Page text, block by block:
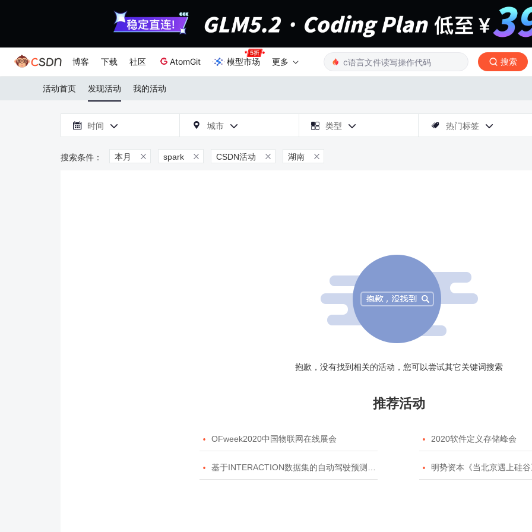
博客 下载 社区 AtomGit 模型市场 更多 搜索
活动首页 发现活动 我的活动
 时间   城市   类型   热门标签 
本月  spark  CSDN活动  湖南 
抱歉，没有找到相关的活动，您可以尝试其它关键词搜索
推荐活动
 OFweek2020中国物联网在线展会  2020软件定义存储峰会
 基于INTERACTION数据集的自动驾驶预测模型挑战赛  明势资本《当北京遇上硅谷》系列